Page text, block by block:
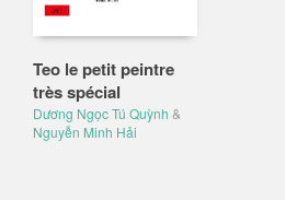
Teo le petit peintre
très spécial
Dương Ngọc Tú Quỳnh &
Nguyễn Minh Hải